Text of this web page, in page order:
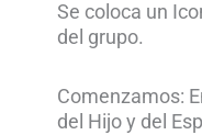
Se coloca un
del grupo.
Comenzamos:
del Hijo y del